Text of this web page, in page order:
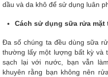
dầu và da khô để sử dụng luân
Cách sử dụng sữa rửa mặt
Đa số chúng ta đều dùng sữa
thường lấy một lượng bất kỳ và
sạch lại với nước, bạn vẫn
khuyên rằng bạn không nên